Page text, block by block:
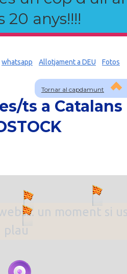
20 anys!!!!
Tornar al capdamunt
whatsapp Allotjament a DEU Fotos
ts a Catalans
un moment si
plau